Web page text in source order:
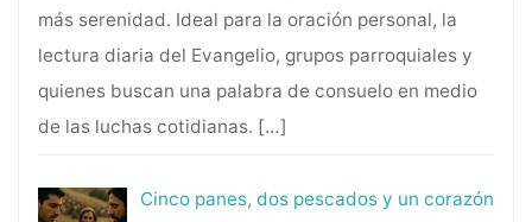
más serenidad. Ideal para la oración personal, la
lectura diaria del Evangelio, grupos parroquiales y
quienes buscan una palabra de consuelo en medio
de las luchas cotidianas. […]
Cinco panes, dos pescados y un corazón